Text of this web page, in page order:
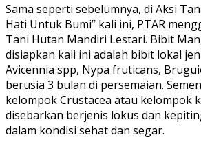
Sama seperti sebelumnya, di Aksi
Hati Untuk Bumi” kali ini, PTAR
Tani Hutan Mandiri Lestari. Bibit
disiapkan kali ini adalah bibit lokal
Avicennia spp, Nypa fruticans,
berusia 3 bulan di persemaian.
kelompok Crustacea atau kelompok
disebarkan berjenis lokus dan
dalam kondisi sehat dan segar.